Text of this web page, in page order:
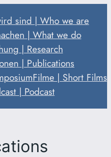
sind | Who we are
| What we do
| Research
| Publications
Filme | Short Films
| Podcast